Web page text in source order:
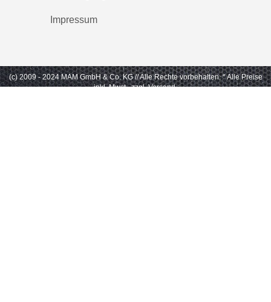
Impressum
(c) 2009 - 2024 MAM GmbH & Co. KG // Alle Rechte vorbehalten. * Alle Preise
inkl. Mwst., zzgl. Versand.